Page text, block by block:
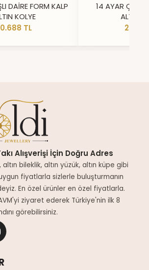
DAİRE FORM KALP
KOLYE
TL
14 AYAR ÇİFT
ALTIN
Alışverişi İçin Doğru Adres
altın bileklik, altın yüzük, altın küpe gibi
fiyatlarla sizlerle buluşturmanın
En özel ürünler en özel fiyatlarla.
ziyaret ederek Türkiye'nin ilk 8
görebilirsiniz.